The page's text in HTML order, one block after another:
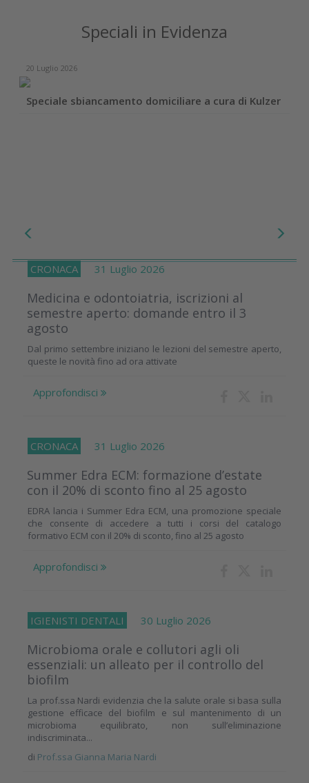
Speciali in Evidenza
20 Luglio 2026
Speciale sbiancamento domiciliare a cura di Kulzer
CRONACA 31 Luglio 2026
Medicina e odontoiatria, iscrizioni al
semestre aperto: domande entro il 3
agosto
Dal primo settembre iniziano le lezioni del semestre aperto,
queste le novità fino ad ora attivate
Approfondisci
CRONACA 31 Luglio 2026
Summer Edra ECM: formazione d’estate
con il 20% di sconto fino al 25 agosto
EDRA lancia i Summer Edra ECM, una promozione speciale
che consente di accedere a tutti i corsi del catalogo
formativo ECM con il 20% di sconto, fino al 25 agosto
Approfondisci
IGIENISTI DENTALI 30 Luglio 2026
Microbioma orale e collutori agli oli
essenziali: un alleato per il controllo del
biofilm
La prof.ssa Nardi evidenzia che la salute orale si basa sulla
gestione efficace del biofilm e sul mantenimento di un
microbioma equilibrato, non sull’eliminazione
indiscriminata...
di Prof.ssa Gianna Maria Nardi